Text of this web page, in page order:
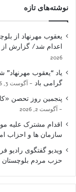
نوشته‌های تازه
یعقوب مهرنهاد از
اعدام شد/ گزارش از
2026
یاد “یعقوب
گرامی باد
آگوست 3, 2026
پنجمین روز تحصن
آگوست 2, 2026
اقدام مشترک علیه
سازمان ها و احزاب
ویدیو گفتگوی رادیو
حزب مردم بلوچستان